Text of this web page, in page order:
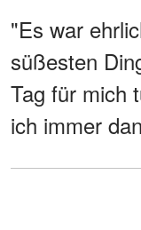
"Es war
süßesten
Tag für mich
ich immer